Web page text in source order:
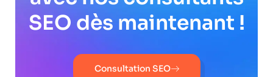
SEO dès maintenant !
Consultation SEO